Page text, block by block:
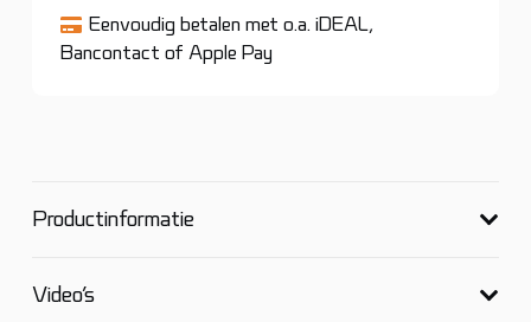
Eenvoudig betalen met o.a. iDEAL,
Bancontact of Apple Pay
Productinformatie
Video’s